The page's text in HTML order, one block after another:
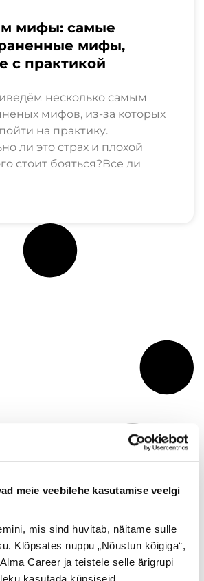
meie veebilehe kasutamise veelgi
mis sind huvitab, näitame sulle
Klõpsates nuppu „Nõustun kõigiga“,
Career ja teistele selle ärigrupi
kasutada küpsiseid
мифы: самые
мифы,
с практикой
несколько самым
мифов, из-за которых
на практику.
ли это страх и плохой
стоит бояться?Все ли